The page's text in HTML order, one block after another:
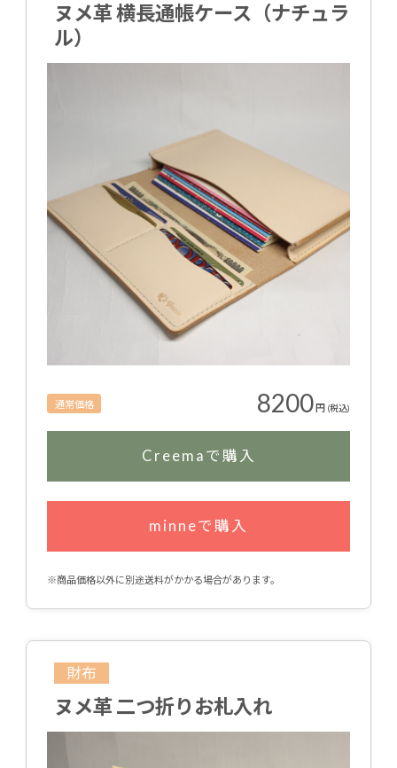
ヌメ革 横長通帳ケース（ナチュラ
ル）
通常価格 8200円 (税込)
Creemaで購入
minneで購入
※商品価格以外に別途送料がかかる場合があります。
財布
ヌメ革 二つ折りお札入れ